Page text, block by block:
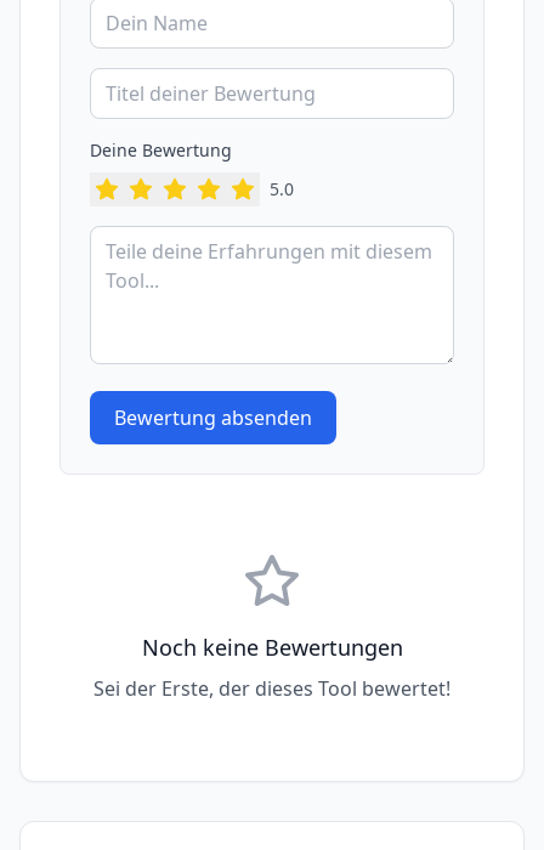
Deine Bewertung
5.0
Bewertung absenden
Noch keine Bewertungen
Sei der Erste, der dieses Tool bewertet!